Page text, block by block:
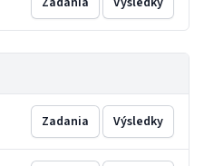
Zadania Výsledky